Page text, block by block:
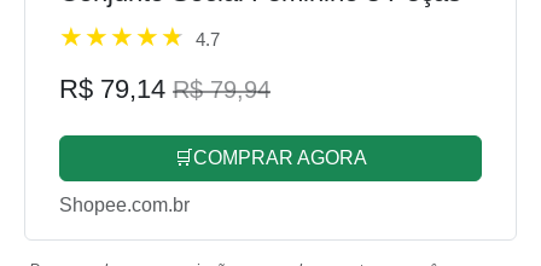
4.7
R$ 79,14 R$ 79,94
🛒COMPRAR AGORA
Shopee.com.br